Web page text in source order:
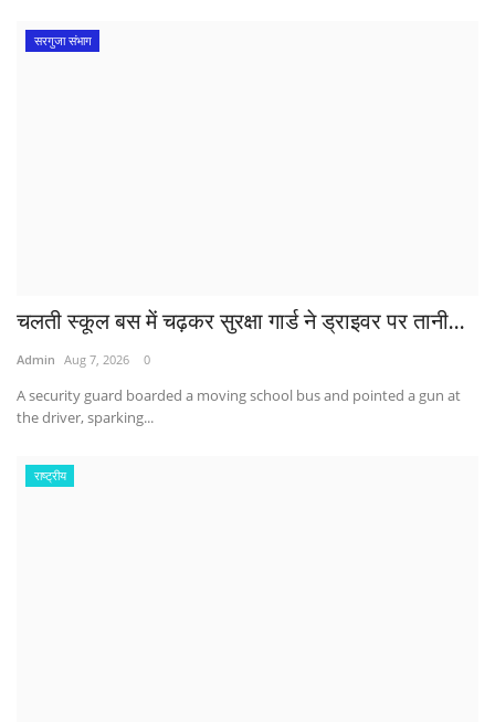
सरगुजा संभाग
चलती स्कूल बस में चढ़कर सुरक्षा गार्ड ने ड्राइवर पर तानी...
Admin Aug 7, 2026 0
A security guard boarded a moving school bus and pointed a gun at
the driver, sparking...
राष्ट्रीय